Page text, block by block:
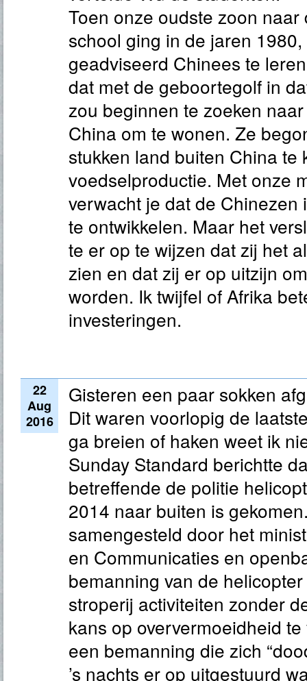
Toen onze oudste zoon
school ging in de jaren
geadviseerd Chinees te
dat met de geboortegolf in
zou beginnen te zoeken
China om te wonen. Ze
stukken land buiten China te
voedselproductie. Met onze
verwacht je dat de Chinezen
te ontwikkelen. Maar het
te er op te wijzen dat zij het
zien en dat zij er op uitzijn
worden. Ik twijfel of Afrika
investeringen.
22
Aug
2016
Gisteren een paar sokken
Dit waren voorlopig de
ga breien of haken weet ik
Sunday Standard berichtte
betreffende de politie
2014 naar buiten is
samengesteld door het
en Communicaties en
bemanning van de
stroperij activiteiten zonder
kans op oververmoeidheid te
een bemanning die zich
’s nachts er op uitgestuurd